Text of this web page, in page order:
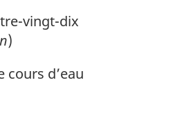
vingt-dix
)
d’eau